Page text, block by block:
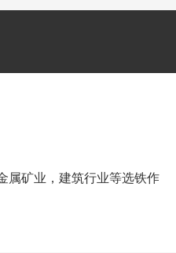
属矿业，建筑行业等选铁作